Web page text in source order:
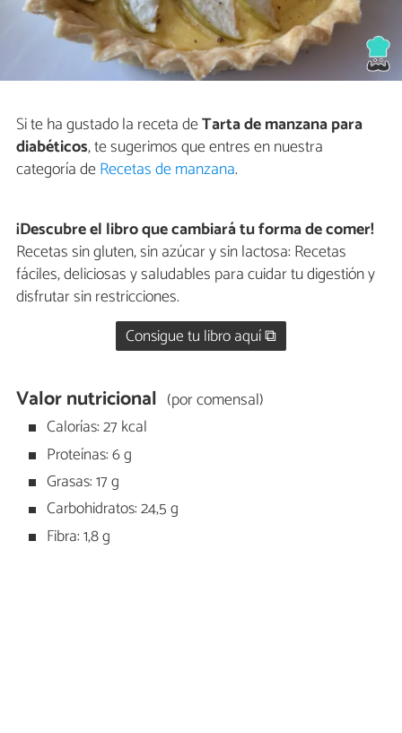
Si te ha gustado la receta deTarta de manzana para
diabéticos, te sugerimos que entres en nuestra
categoría deRecetas de manzana.
¡Descubre el libro que cambiará tu forma de comer!
Recetas sin gluten, sin azúcar y sin lactosa: Recetas
fáciles, deliciosas y saludables para cuidar tu digestión y
disfrutar sin restricciones.
Consigue tu libro aquí ⧉
Valor nutricional (por comensal)
Calorías: 27 kcal
Proteínas: 6 g
Grasas: 17 g
Carbohidratos: 24,5 g
Fibra: 1,8 g